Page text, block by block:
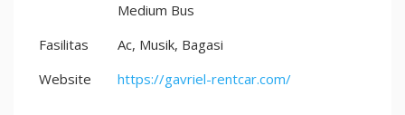
Medium Bus
Fasilitas
Ac, Musik, Bagasi
Website
https://gavriel-rentcar.com/